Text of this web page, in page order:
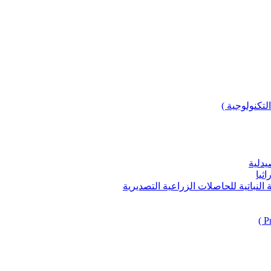
)
للحاصلات الزراعية التصديرية